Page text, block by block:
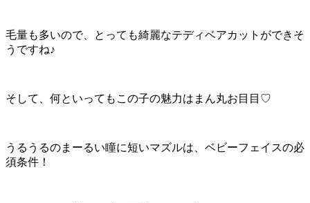
毛量も多いので、とっても綺麗なテディベアカットができそ
うですね♪
そして、何といってもこの子の魅力はまん丸お目目♡
うるうるのまーるい瞳に短いマズルは、ベビーフェイスの必
須条件！